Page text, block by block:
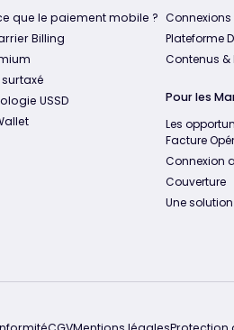
que le paiement mobile ?
Billing
USSD
Plateforme
Contenus &
Pour les
Les
Facture
Connexion
Couverture
Une